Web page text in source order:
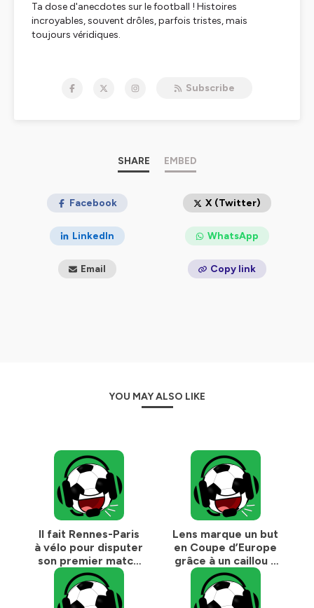
Ta dose d'anecdotes sur le football ! Histoires
incroyables, souvent drôles, parfois tristes, mais
toujours véridiques.
Subscribe
SHARE EMBED
Facebook X (Twitter)
LinkedIn WhatsApp
Email Copy link
YOU MAY ALSO LIKE
Il fait Rennes-Paris
à vélo pour disputer
son premier match
avec l'équipe de
France
Lens marque un but
en Coupe d’Europe
grâce à un caillou à
Bollaert